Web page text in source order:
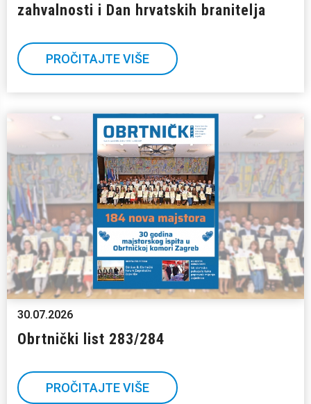
zahvalnosti i Dan hrvatskih branitelja
PROČITAJTE VIŠE
30.07.2026
Obrtnički list 283/284
PROČITAJTE VIŠE